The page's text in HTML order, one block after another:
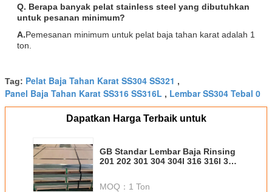
Q. Berapa banyak pelat stainless steel yang dibutuhkan
untuk pesanan minimum?
A.Pemesanan minimum untuk pelat baja tahan karat adalah 1
ton.
Tag: Pelat Baja Tahan Karat SS304 SS321 ,
Panel Baja Tahan Karat SS316 SS316L , Lembar SS304 Tebal 0
Dapatkan Harga Terbaik untuk
GB Standar Lembar Baja Rinsing
201 202 301 304 304l 316 316l 310
MOQ： 1 Ton